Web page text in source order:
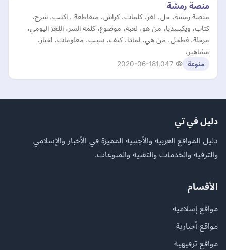
منصة رمشة
منصة رمشة، حل، لغز، كلمات، كراش، متقاطعة ، اكتب، شرح،
كتاب، ويكيبيديا، من هو، لعبة، موضوع، كلمة السر، اللغز اليومي،
مرحلة، فطحل، من هي، لماذا، كيف، سبب، معلومات، اخبار،
مشاهير،
منوعة 2020-06-18
دليل في تي
دليل المواقع العربية والأجنبية المميزة في الأخبار والإسلامي
والترفيه والخدمات والتقنية والمنوعات.
الأقسام
مواقع إسلامية
مواقع أخبارية
مواقع ترفيهية